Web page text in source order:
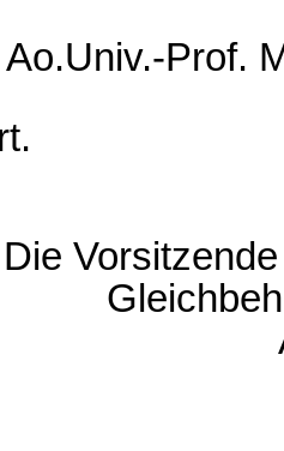
Ao.Univ.-Prof.
Die